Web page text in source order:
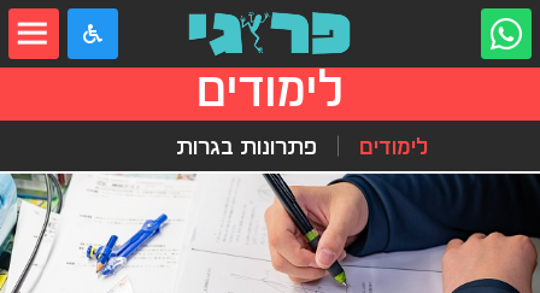
לימודים
לימודים פתרונות בגרות